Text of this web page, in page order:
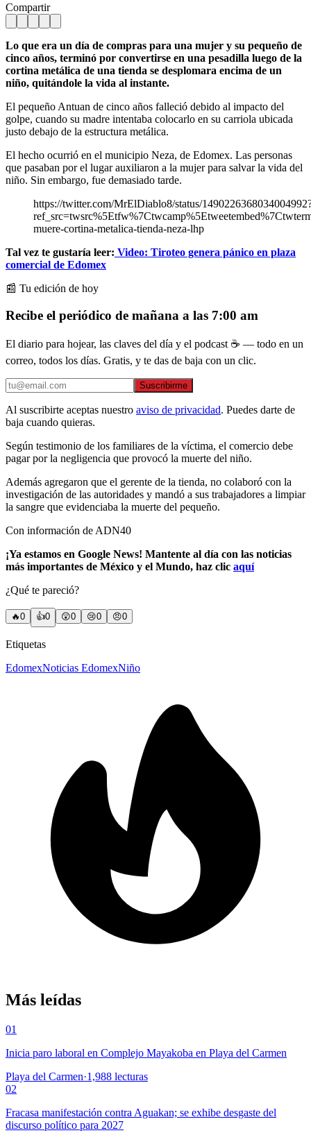
Compartir
Lo que era un día de compras para una mujer y su pequeño de
cinco años, terminó por convertirse en una pesadilla luego de la
cortina metálica de una tienda se desplomara encima de un
niño, quitándole la vida al instante.
El pequeño Antuan de cinco años falleció debido al impacto del
golpe, cuando su madre intentaba colocarlo en su carriola ubicada
justo debajo de la estructura metálica.
El hecho ocurrió en el municipio Neza, de Edomex. Las personas
que pasaban por el lugar auxiliaron a la mujer para salvar la vida del
niño. Sin embargo, fue demasiado tarde.
https://twitter.com/MrElDiablo8/status/
muere-cortina-metalica-tienda-neza-lhp
Tal vez te gustaría leer: Video: Tiroteo genera pánico en plaza
comercial de Edomex
📰 Tu edición de hoy
Recibe el periódico de mañana a las 7:00 am
El diario para hojear, las claves del día y el podcast ☕ — todo en un
correo, todos los días. Gratis, y te das de baja con un clic.
Suscribirme
Al suscribirte aceptas nuestro aviso de privacidad. Puedes darte de
baja cuando quieras.
Según testimonio de los familiares de la víctima, el comercio debe
pagar por la negligencia que provocó la muerte del niño.
Además agregaron que el gerente de la tienda, no colaboró con la
investigación de las autoridades y mandó a sus trabajadores a limpiar
la sangre que evidenciaba la muerte del pequeño.
Con información de ADN40
¡Ya estamos en Google News! Mantente al día con las noticias
más importantes de México y el Mundo, haz clic aquí
¿Qué te pareció?
🔥0 👍0 😲0 😢0 😠0
Etiquetas
EdomexNoticias EdomexNiño
Más leídas
01
Inicia paro laboral en Complejo Mayakoba en Playa del Carmen
Playa del Carmen·1,988 lecturas
02
Fracasa manifestación contra Aguakan; se exhibe desgaste del
discurso político para 2027